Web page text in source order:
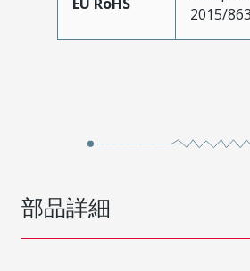
2015/863
部品詳細